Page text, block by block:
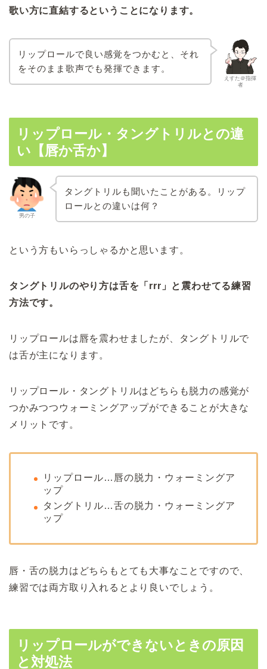
歌い方に直結するということになります。
えすた＠指揮
者
リップロールで良い感覚をつかむと、それ
をそのまま歌声でも発揮できます。
リップロール・タングトリルとの違
い【唇か舌か】
男の子
タングトリルも聞いたことがある。リップ
ロールとの違いは何？
という方もいらっしゃるかと思います。
タングトリルのやり方は舌を「rrr」と震わせてる練習
方法です。
リップロールは唇を震わせましたが、タングトリルで
は舌が主になります。
リップロール・タングトリルはどちらも脱力の感覚が
つかみつつウォーミングアップができることが大きな
メリットです。
リップロール…唇の脱力・ウォーミングア
ップ
タングトリル…舌の脱力・ウォーミングア
ップ
唇・舌の脱力はどちらもとても大事なことですので、
練習では両方取り入れるとより良いでしょう。
リップロールができないときの原因
と対処法